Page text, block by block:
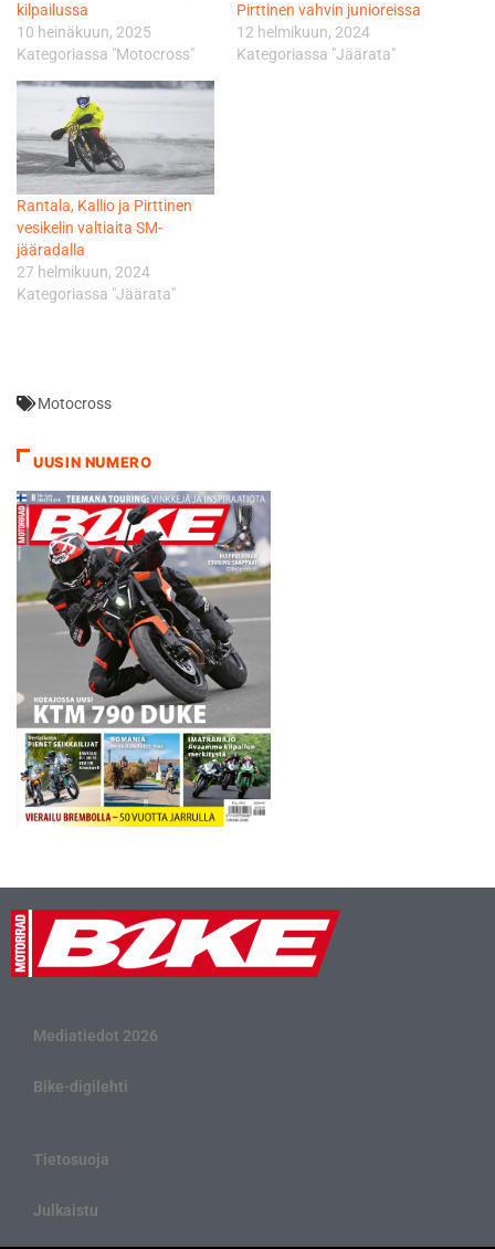
kilpailussa
10 heinäkuun, 2025
Kategoriassa "Motocross"
Pirttinen vahvin junioreissa
12 helmikuun, 2024
Kategoriassa "Jäärata"
Rantala, Kallio ja Pirttinen
vesikelin valtiaita SM-
jääradalla
27 helmikuun, 2024
Kategoriassa "Jäärata"
Motocross
UUSIN NUMERO
Mediatiedot 2026
Bike-digilehti
Tietosuoja
Julkaistu